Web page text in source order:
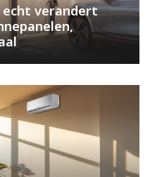
verandert